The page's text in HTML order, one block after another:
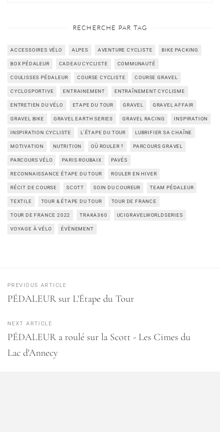
RECHERCHE PAR TAG
ACCESSOIRES VÉLO ALPES AVENTURE CYCLISTE BIKE PACKING
BOX PÉDALEUR CADEAU CYCLISTE COMMUNAUTÉ
COULISSES PÉDALEUR COURSE CYCLISTE COURSE GRAVEL
CYCLOSPORTIVE ENTRAINEMENT ENTRAÎNEMENT CYCLISME
ENTRETIEN DU VÉLO ETAPE DU TOUR GRAVEL GRAVEL AFFAIR
GRAVEL BIKE GRAVEL EARTH SERIES GRAVEL RACING INSPIRATION
INSPIRATION CYCLISTE L'ÉTAPE DU TOUR LUBRIFIER SA CHAÎNE
MOTIVATION NUTRITION OÙ ROULER ? PARCOURS GRAVEL
PARCOURS VÉLO PARIS ROUBAIX PAVÉS
RECONNAISSANCE ÉTAPE DU TOUR ROULER EN HIVER
RÉCIT DE COURSE SCOTT SOIN DU COUREUR TEAM PÉDALEUR
TEXTILE TOUR & ÉTAPE DU TOUR TOUR DE FRANCE
TOUR DE FRANCE 2022 TRAKA360 UCIGRAVELWORLDSERIES
VOYAGE À VÉLO ÉVÈNEMENT
PREVIOUS ARTICLE
PÉDALEUR sur L'Étape du Tour
NEXT ARTICLE
PÉDALEUR a roulé sur la Scott - Les Cimes du
Lac d'Annecy